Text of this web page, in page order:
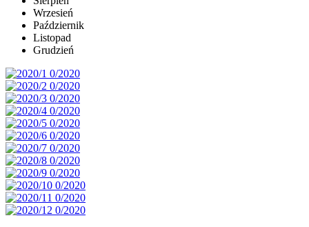
Wrzesień
Październik
Listopad
Grudzień